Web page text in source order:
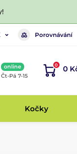
Porovnávání
online
Pá 7-15
0 0
Kočky